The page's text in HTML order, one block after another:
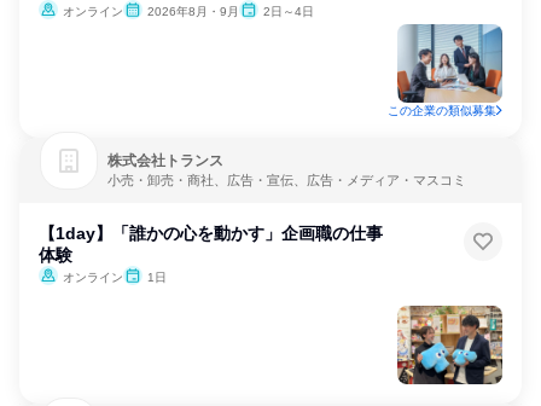
オンライン 2026年8月・9月 2日～4日
この企業の類似募集
株式会社トランス
小売・卸売・商社、広告・宣伝、広告・メディア・マスコミ
【1day】「誰かの心を動かす」企画職の仕事
体験
オンライン 1日